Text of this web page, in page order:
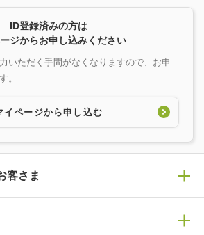
ID登録済みの方は
ジからお申し込みください
いただく手間がなくなりますので、お申
。
イページから申し込む
客さま